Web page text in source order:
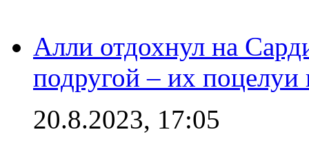
Алли отдохнул на
подругой – их поцелуи
20.8.2023, 17:05